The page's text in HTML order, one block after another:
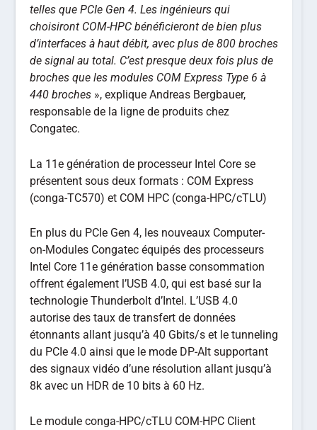
telles que PCIe Gen 4. Les ingénieurs qui
choisiront COM-HPC bénéficieront de bien plus
d’interfaces à haut débit, avec plus de 800 broches
de signal au total. C’est presque deux fois plus de
broches que les modules COM Express Type 6 à
440 broches », explique Andreas Bergbauer,
responsable de la ligne de produits chez
Congatec.
La 11e génération de processeur Intel Core se
présentent sous deux formats : COM Express
(conga-TC570) et COM HPC (conga-HPC/cTLU)
En plus du PCIe Gen 4, les nouveaux Computer-
on-Modules Congatec équipés des processeurs
Intel Core 11e génération basse consommation
offrent également l’USB 4.0, qui est basé sur la
technologie Thunderbolt d’Intel. L’USB 4.0
autorise des taux de transfert de données
étonnants allant jusqu’à 40 Gbits/s et le tunneling
du PCIe 4.0 ainsi que le mode DP-Alt supportant
des signaux vidéo d’une résolution allant jusqu’à
8k avec un HDR de 10 bits à 60 Hz.
Le module conga-HPC/cTLU COM-HPC Client